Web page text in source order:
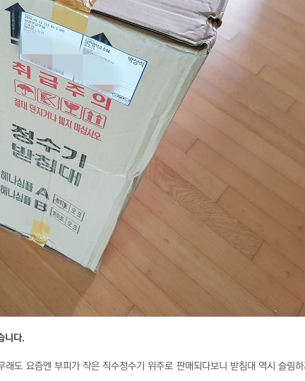
니다.
도 요즘엔 부피가 작은 직수정수기 위주로 판매되다보니 받침대 역시 슬림